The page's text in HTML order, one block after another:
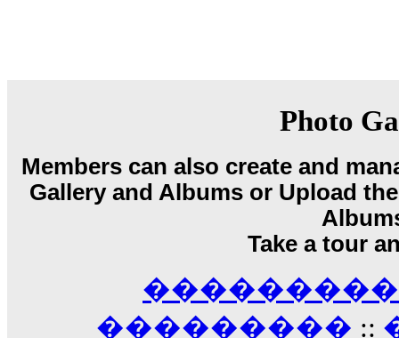
Echo, ���� �� ������� ��
������ �� �����.. "������" ���
15:33
��������� ����, ���������
����� ��������� ��
������! ��� ������ �� �����...
������� ���� ���� ������;
Photo
Members can also create and
Gallery and Albums or Upload
Take a tour
���������
��������� ::